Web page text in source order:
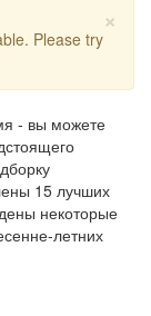
×
Please try
- вы можете
15 лучших
некоторые
летних